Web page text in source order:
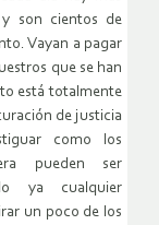
son cientos de
Vayan a pagar
que se han
está totalmente
de justicia
como los
pueden ser
ya cualquier
un poco de los